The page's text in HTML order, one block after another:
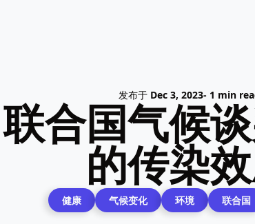
发布于 Dec 3, 2023- 1 min
合国气候
的传染
健康 气候变化 环境 联合国